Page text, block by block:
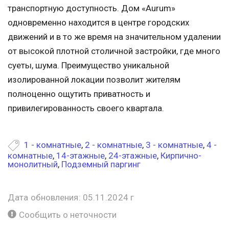
транспортную доступность. Дом «Aurum»
одновременно находится в центре городских
движений и в то же время на значительном удалении
от высокой плотной столичной застройки, где много
суеты, шума. Преимущество уникальной
изолированной локации позволит жителям
полноценно ощутить приватность и
привилегированность своего квартала.
1 - комнатные, 2 - комнатные, 3 - комнатные, 4 -
комнатные, 14-этажные, 24-этажные, Кирпично-
монолитный, Подземный паргинг
Дата обновления: 05.11.2024 г
Сообщить о неточности